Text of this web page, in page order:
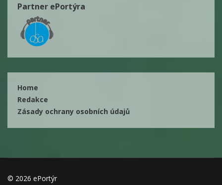
Partner ePortýra
Home
Redakce
Zásady ochrany osobních údajů
© 2026 ePortýr